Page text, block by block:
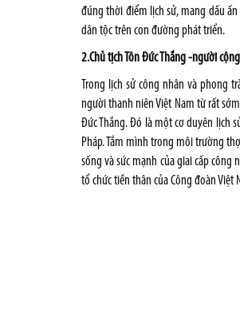
đúng thời điểm lịch sử, mang dấu
dân tộc trên con đường phát triển.
2.Chủ tịch Tôn Đức Thắng -người
Trong lịch sử công nhân và phong
người thanh niên Việt Nam từ rất
Đức Thắng. Đó là một cơ duyên lịch
Pháp. Tắm mình trong môi trường
sống và sức mạnh của giai cấp
tổ chức tiền thân của Công đoàn Việt